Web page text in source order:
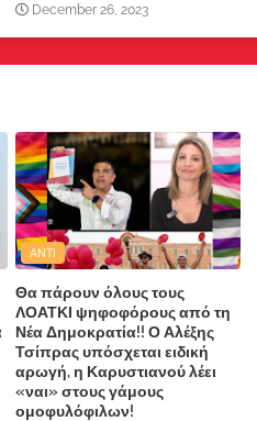
December 26, 2023
ANTI
Θα πάρουν όλους τους
ΛΟΑΤΚΙ ψηφοφόρους από τη
Νέα Δημοκρατία!! Ο Αλέξης
Τσίπρας υπόσχεται ειδική
αρωγή, η Καρυστιανού λέει
«ναι» στους γάμους
ομοφυλόφιλων!